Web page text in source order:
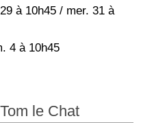
à 10h45 / mer. 31 à
4 à 10h45
le Chat